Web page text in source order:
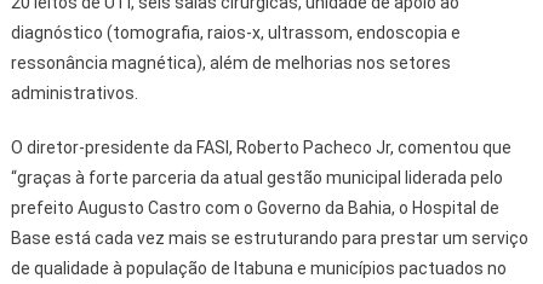
diagnóstico (tomografia, raios-x, ultrassom, endoscopia e
ressonância magnética), além de melhorias nos setores
administrativos.
O diretor-presidente da FASI, Roberto Pacheco Jr, comentou que
“graças à forte parceria da atual gestão municipal liderada pelo
prefeito Augusto Castro com o Governo da Bahia, o Hospital de
Base está cada vez mais se estruturando para prestar um serviço
de qualidade à população de Itabuna e municípios pactuados no